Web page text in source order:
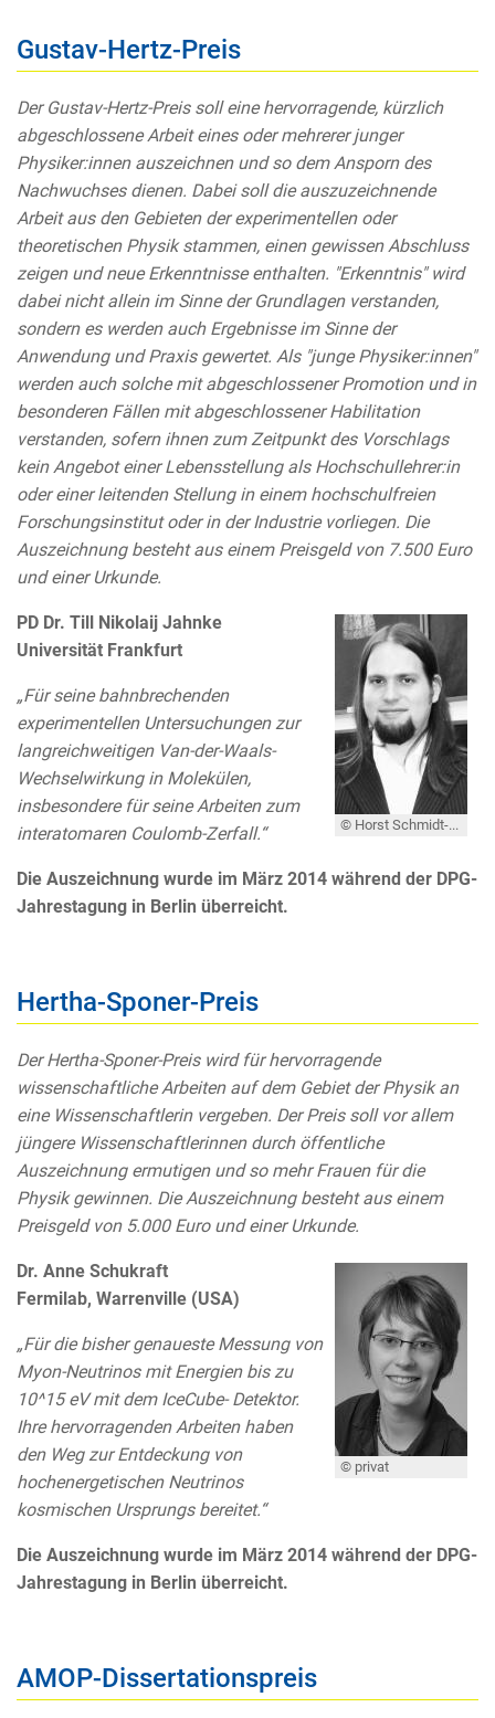
Gustav-Hertz-Preis
Der Gustav-Hertz-Preis soll eine hervorragende, kürzlich
abgeschlossene Arbeit eines oder mehrerer junger
Physiker:innen auszeichnen und so dem Ansporn des
Nachwuchses dienen. Dabei soll die auszuzeichnende
Arbeit aus den Gebieten der experimentellen oder
theoretischen Physik stammen, einen gewissen Abschluss
zeigen und neue Erkenntnisse enthalten. "Erkenntnis" wird
dabei nicht allein im Sinne der Grundlagen verstanden,
sondern es werden auch Ergebnisse im Sinne der
Anwendung und Praxis gewertet. Als "junge Physiker:innen"
werden auch solche mit abgeschlossener Promotion und in
besonderen Fällen mit abgeschlossener Habilitation
verstanden, sofern ihnen zum Zeitpunkt des Vorschlags
kein Angebot einer Lebensstellung als Hochschullehrer:in
oder einer leitenden Stellung in einem hochschulfreien
Forschungsinstitut oder in der Industrie vorliegen. Die
Auszeichnung besteht aus einem Preisgeld von 7.500 Euro
und einer Urkunde.
© Horst Schmidt-Böcking
PD Dr. Till Nikolaij Jahnke
Universität Frankfurt
„Für seine bahnbrechenden
experimentellen Untersuchungen zur
langreichweitigen Van-der-Waals-
Wechselwirkung in Molekülen,
insbesondere für seine Arbeiten zum
interatomaren Coulomb-Zerfall.“
Die Auszeichnung wurde im März 2014 während der DPG-
Jahrestagung in Berlin überreicht.
Hertha-Sponer-Preis
Der Hertha-Sponer-Preis wird für hervorragende
wissenschaftliche Arbeiten auf dem Gebiet der Physik an
eine Wissenschaftlerin vergeben. Der Preis soll vor allem
jüngere Wissenschaftlerinnen durch öffentliche
Auszeichnung ermutigen und so mehr Frauen für die
Physik gewinnen. Die Auszeichnung besteht aus einem
Preisgeld von 5.000 Euro und einer Urkunde.
© privat
Dr. Anne Schukraft
Fermilab, Warrenville (USA)
„Für die bisher genaueste Messung von
Myon-Neutrinos mit Energien bis zu
10^15 eV mit dem IceCube- Detektor.
Ihre hervorragenden Arbeiten haben
den Weg zur Entdeckung von
hochenergetischen Neutrinos
kosmischen Ursprungs bereitet.“
Die Auszeichnung wurde im März 2014 während der DPG-
Jahrestagung in Berlin überreicht.
AMOP-Dissertationspreis